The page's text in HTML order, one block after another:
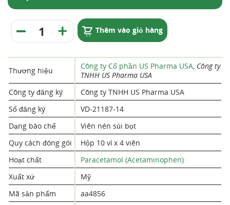
Thêm vào giỏ hàng
Thương hiệu Công ty Cổ phần US Pharma USA, Công ty
TNHH US Pharma USA
Công ty đăng ký
Công ty TNHH US Pharma USA
Số đăng ký
VD-21187-14
Dạng bào chế
Viên nén sủi bọt
Quy cách đóng gói
Hộp 10 vỉ x 4 viên
Hoạt chất
Paracetamol (Acetaminophen)
Xuất xứ
Mỹ
Mã sản phẩm
aa4856